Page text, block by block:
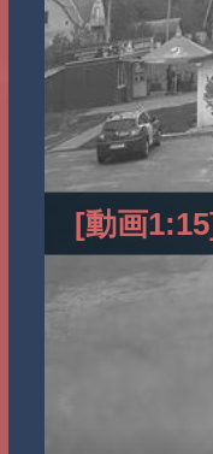
[動画